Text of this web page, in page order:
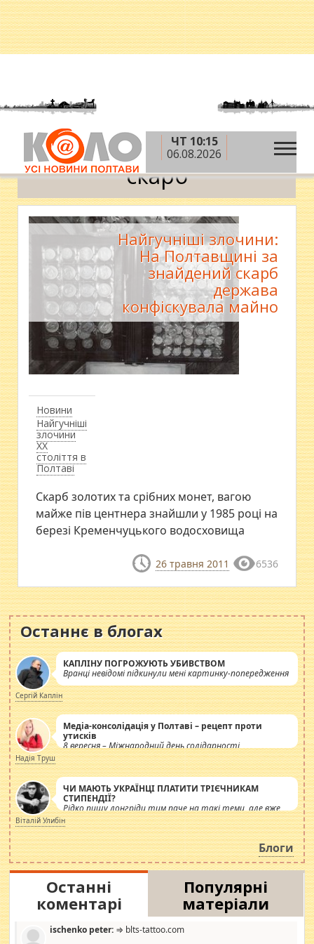
ЧТ 10:15
06.08.2026
Головна » скарб
скарб
Новини
Найгучніші
злочини
ХХ
століття в
Полтаві
Найгучніші злочини:
На Полтавщині за
знайдений скарб
держава
конфіскувала майно
Скарб золотих та срібних монет, вагою
майже пів центнера знайшли у 1985 році на
березі Кременчуцького водосховища
26 травня 2011 6536
Останнє в блогах
КАПЛІНУ ПОГРОЖУЮТЬ УБИВСТВОМ
Вранці невідомі підкинули мені картинку-попередження
Сергій Каплін
Медіа-консолідація у Полтаві – рецепт проти
утисків
8 вересня – Міжнародний день солідарності
журналістів.
Надія Труш
ЧИ МАЮТЬ УКРАЇНЦІ ПЛАТИТИ ТРІЄЧНИКАМ
СТИПЕНДІЇ?
Рідко пишу лонгріди тим паче на такі теми, але вже
просто дістало! Обурюють сьогоднішні інсенуації
навколо стипендіального питання. Штучно
роздувається ще одна соціальна катастрофа.
Віталій Улибін
Блоги
Останні
коментарі
Популярні
матеріали
ischenko peter: ⇒ blts-tattoo.com